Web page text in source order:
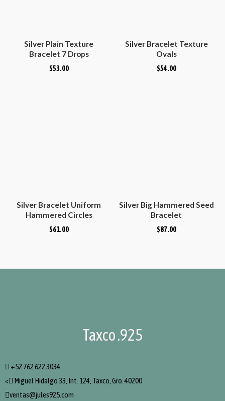
Silver Plain Texture
Bracelet 7 Drops
$53.00
Silver Bracelet Texture
Ovals
$54.00
Silver Bracelet Uniform
Hammered Circles
$61.00
Silver Big Hammered Seed
Bracelet
$87.00
Taxco .925
+52 762 622 3034
<
Miguel Hidalgo 33, Int. 124, Taxco, Gro. 40200
ventas@jules925.com